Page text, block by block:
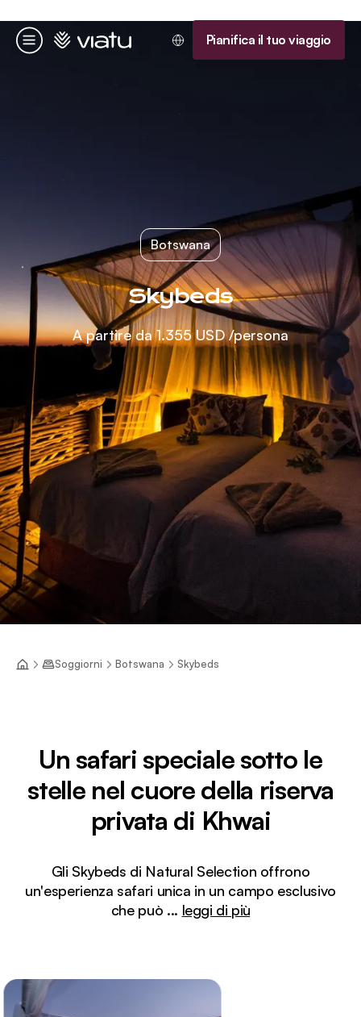
Menu
Homepage Pianifica il tuo viaggio
Botswana
Skybeds
A partire da1.355 USD/persona
Soggiorni Botswana Skybeds
Un safari speciale sotto le
stelle nel cuore della riserva
privata di Khwai
Gli Skybeds di Natural Selection offrono
un'esperienza safari unica in un campo esclusivo
che può ... leggi di più